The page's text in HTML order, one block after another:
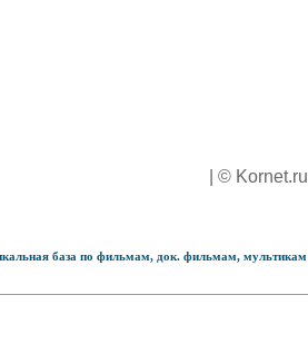
| ©
база по фильмам, док. фильмам,